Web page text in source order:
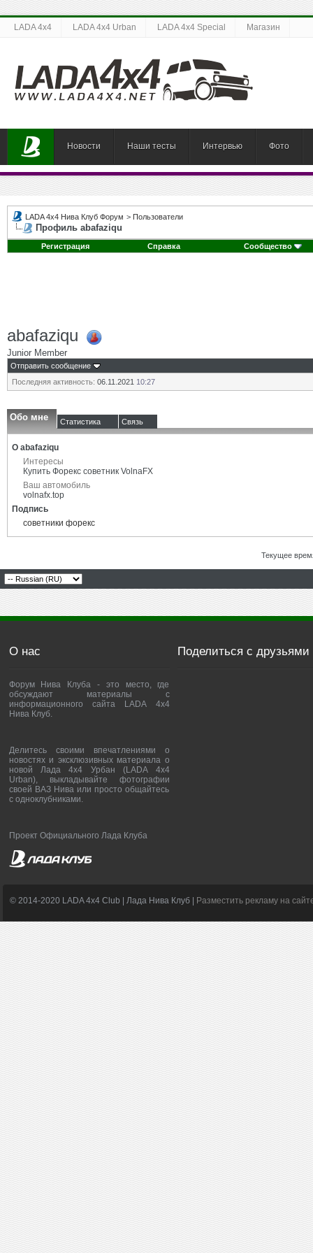
LADA 4x4 LADA 4x4 Urban LADA 4x4 Special Магазин
Новости Наши тесты Интервью Фото
LADA 4x4 Нива Клуб Форум > Пользователи
Профиль abafaziqu
Регистрация Справка Сообщество
abafaziqu
Junior Member
Отправить сообщение
Последняя активность: 06.11.2021 10:27
Обо мне Статистика Связь
О abafaziqu
Интересы
Купить Форекс советник VolnaFX
Ваш автомобиль
volnafx.top
Подпись
советники форекс
Текущее
О нас
Форум Нива Клуба - это место, где
обсуждают материалы с
информационного сайта LADA 4x4
Нива Клуб.
Делитесь своими впечатлениями о
новостях и эксклюзивных материала о
новой Лада 4х4 Урбан (LADA 4x4
Urban), выкладывайте фотографии
своей ВАЗ Нива или просто общайтесь
с одноклубниками.
Проект Официального Лада Клуба
Поделиться с друзьями
© 2014-2020 LADA 4x4 Club | Лада Нива Клуб | Разместить рекламу на